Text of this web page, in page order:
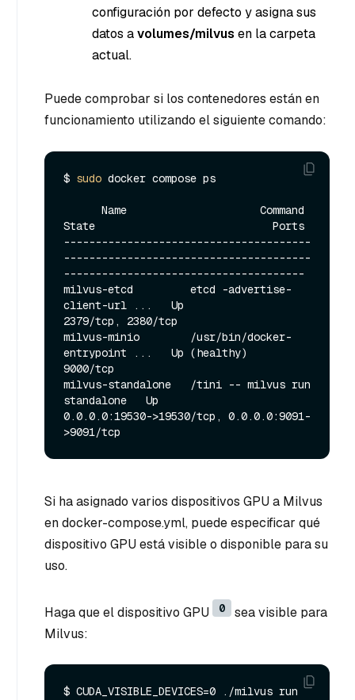
configuración por defecto y asigna sus
datos avolumes/milvus en la carpeta
actual.
Puede comprobar si los contenedores están en
funcionamiento utilizando el siguiente comando:
$ sudo docker compose ps
State                            Ports
---------------------------------------
---------------------------------------
--------------------------------------
milvus-etcd         etcd -advertise-
client-url ...   Up
2379/tcp, 2380/tcp
milvus-minio        /usr/bin/docker-
entrypoint ...   Up (healthy)
9000/tcp
milvus-standalone   /tini -- milvus run
standalone   Up
0.0.0.0:19530->19530/tcp, 0.0.0.0:9091-
Si ha asignado varios dispositivos GPU a Milvus
en docker-compose.yml, puede especificar qué
dispositivo GPU está visible o disponible para su
uso.
Haga que el dispositivo GPU 0
sea visible para
Milvus:
$ CUDA_VISIBLE_DEVICES=0 ./milvus run